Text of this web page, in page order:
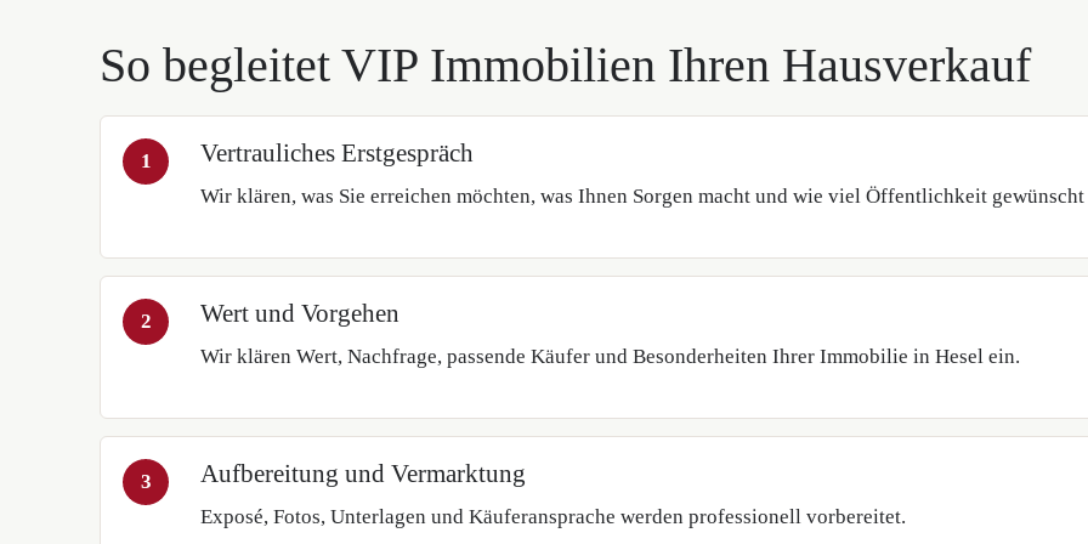
So begleitet VIP Immobilien Ihren Hausverkauf
Vertrauliches Erstgespräch
Wir klären, was Sie erreichen möchten, was Ihnen Sorgen macht und wie viel Öffentlichkeit
Wert und Vorgehen
Wir klären Wert, Nachfrage, passende Käufer und Besonderheiten Ihrer Immobilie in Hesel ein.
Aufbereitung und Vermarktung
Exposé, Fotos, Unterlagen und Käuferansprache werden professionell vorbereitet.